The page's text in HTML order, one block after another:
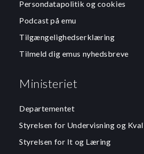
Persondatapolitik og cookies
Podcast på emu
Tilgængelighedserklæring
Tilmeld dig emus nyhedsbreve
Ministeriet
Departementet
Styrelsen for Undervisning og
Styrelsen for It og Læring